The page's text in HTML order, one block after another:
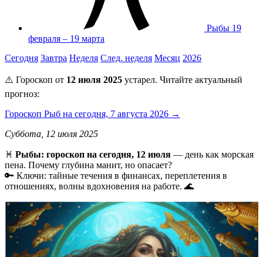
Рыбы 19
февраля – 19 марта
Сегодня Завтра Неделя След. неделя Месяц 2026
⚠️ Гороскоп от 12 июля 2025 устарел. Читайте актуальный
прогноз:
Гороскоп Рыб на сегодня, 7 августа 2026 →
Суббота, 12 июля 2025
♓️ Рыбы: гороскоп на сегодня, 12 июля — день как морская
пена. Почему глубина манит, но опасает?
🔑 Ключи: тайные течения в финансах, переплетения в
отношениях, волны вдохновения на работе. 🌊